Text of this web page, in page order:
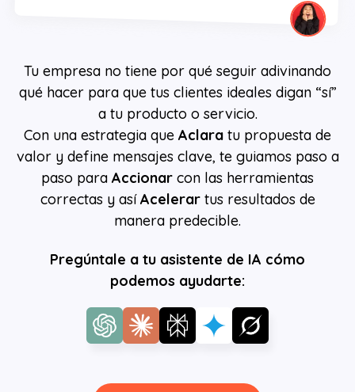
Tu empresa no tiene por qué seguir adivinando
qué hacer para que tus clientes ideales digan “sí”
a tu producto o servicio.
Con una estrategia que Aclara tu propuesta de
valor y define mensajes clave, te guiamos paso a
paso para Accionar con las herramientas
correctas y asíAcelerartus resultados de
manera predecible.
Pregúntale a tu asistente de IA cómo
podemos ayudarte: